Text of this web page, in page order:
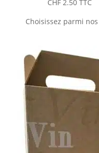
CHF2.50 TTC
Choisissez parmi